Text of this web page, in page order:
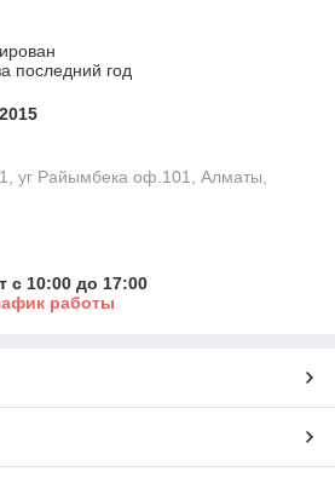
последний год
уг Райымбека оф.101, Алматы,
с 10:00 до 17:00
работы